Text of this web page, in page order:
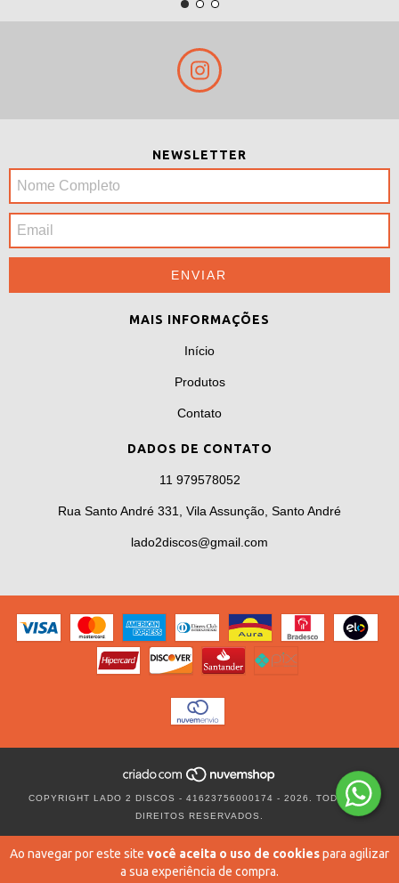
Ao navegar por este site você aceita o uso de cookiespara agilizar
a sua experiência de compra.
NEWSLETTER
MAIS INFORMAÇÕES
Início
Produtos
Contato
DADOS DE CONTATO
11 979578052
Rua Santo André 331, Vila Assunção, Santo André
lado2discos@gmail.com
COPYRIGHT LADO 2 DISCOS - 41623756000174 - 2026. TODOS OS
DIREITOS RESERVADOS.